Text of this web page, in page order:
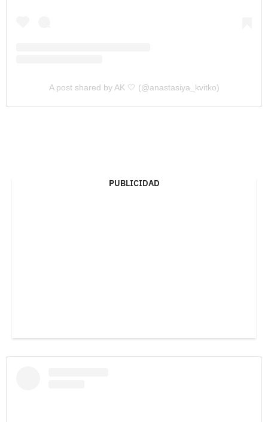
A post shared by AK 🤍 (@anastasiya_kvitko)
PUBLICIDAD